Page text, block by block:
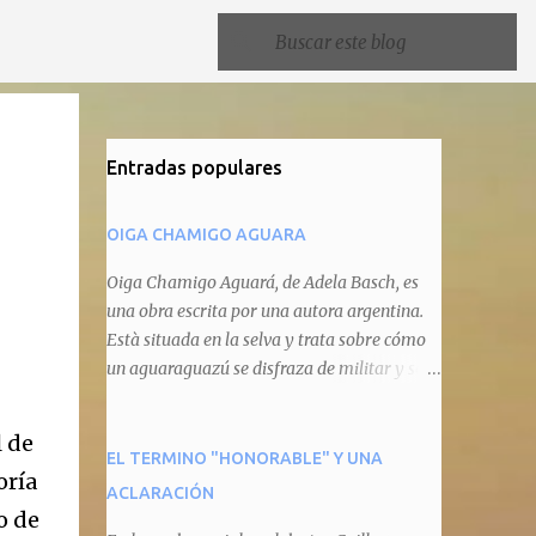
de
de
Entradas populares
OIGA CHAMIGO AGUARA
Oiga Chamigo Aguará, de Adela Basch, es
una obra escrita por una autora argentina.
Està situada en la selva y trata sobre cómo
un aguaraguazú se disfraza de militar y se
animal que pretenda circular por ahí. En
primera instancia aparece Teteu, el tero,
EL TERMINO "HONORABLE" Y UNA
ACLARACIÓN